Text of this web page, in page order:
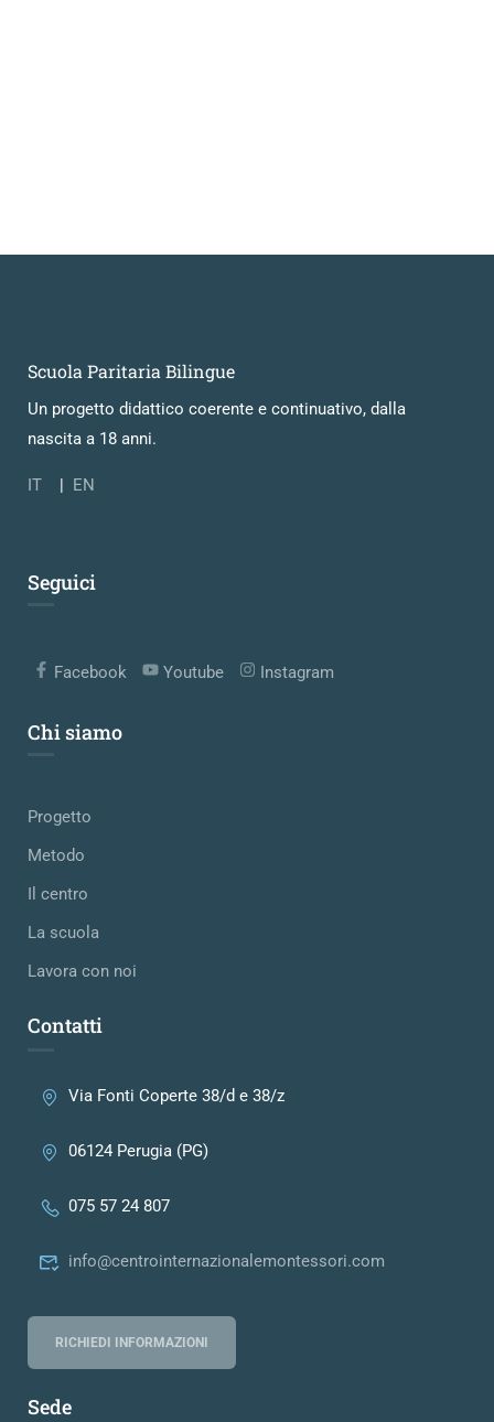
Scuola Paritaria Bilingue
Un progetto didattico coerente e continuativo, dalla
nascita a 18 anni.
IT EN
Seguici
Facebook Youtube Instagram
Chi siamo
Progetto
Metodo
Il centro
La scuola
Lavora con noi
Contatti
Via Fonti Coperte 38/d e 38/z
06124 Perugia (PG)
075 57 24 807
info@centrointernazionalemontessori.com
RICHIEDI INFORMAZIONI
Sede